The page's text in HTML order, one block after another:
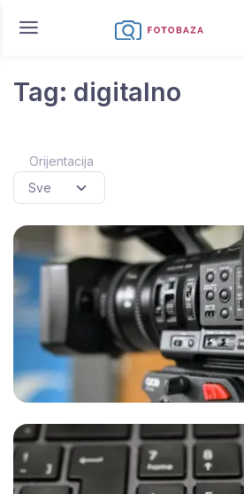
Tag: digitalno
Orijentacija